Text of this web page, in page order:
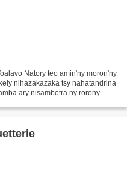
Natory teo amin'ny moron'ny
nihazakazaka tsy nahatandrina
ary nisambotra ny rorony